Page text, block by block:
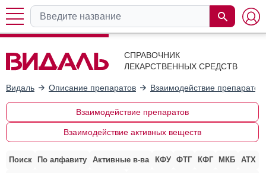
СПРАВОЧНИК
ЛЕКАРСТВЕННЫХ СРЕДСТВ
Видаль Описание препаратов Взаимодействие препаратов
Взаимодействие препаратов
Взаимодействие активных веществ
Поиск По алфавиту Активные в-ва КФУ ФТГ КФГ МКБ АТХ